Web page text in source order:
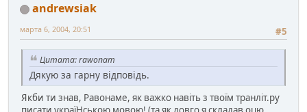
andrewsiak
#5
марта 6, 2004, 20:51
Цитата: rawonam
Дякую за гарну відповідь.
Якби ти знав, Равонаме, як важко навіть з твоїм транліт.ру